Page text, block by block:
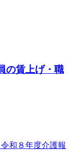
の賃上げ・職
和８年度介護報